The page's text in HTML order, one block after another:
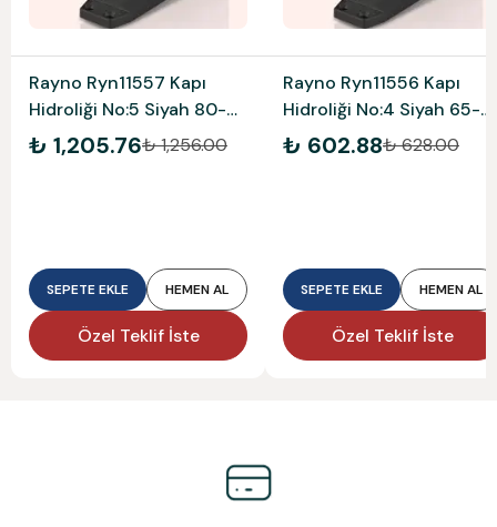
Rayno Ryn11557 Kapı
Hidroliği No:5 Siyah 80-
120 Kg
₺ 1,205.76₺ 1,256.00
SEPETE EKLE HEMEN AL
Özel Teklif İste
Rayno Ryn11556 Kapı
Hidroliği No:4 Siyah 65-
85 Kg
₺ 602.88₺ 628.00
SEPETE EKLE HEMEN AL
Özel Teklif İste